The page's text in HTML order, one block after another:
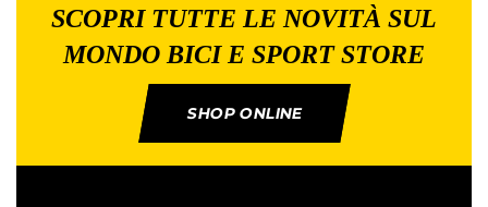
SCOPRI TUTTE LE NOVITÀ SUL
MONDO BICI E SPORT STORE
SHOP ONLINE